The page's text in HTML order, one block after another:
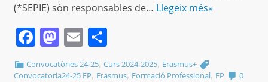
(*SEPIE) són responsables de… Llegeix més»
Facebook
Mastodon
Email
Convocatòries 24-25,Curs 2024-2025, Erasmus+
Convocatoria24-25 FP, Erasmus, Formació Professional, FP 0